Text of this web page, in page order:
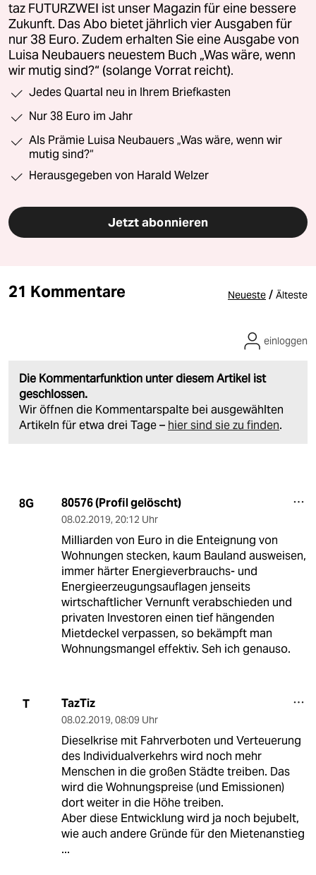
taz FUTURZWEI ist unser Magazin für eine bessere
Zukunft. Das Abo bietet jährlich vier Ausgaben für
nur 38 Euro. Zudem erhalten Sie eine Ausgabe von
Luisa Neubauers neuestem Buch „Was wäre, wenn
wir mutig sind?“ (solange Vorrat reicht).
Jedes Quartal neu in Ihrem Briefkasten
Nur 38 Euro im Jahr
Als Prämie Luisa Neubauers „Was wäre, wenn wir
mutig sind?“
Herausgegeben von Harald Welzer
Jetzt abonnieren
21 Kommentare Neueste / Älteste
Die Kommentarfunktion unter diesem Artikel ist
geschlossen.
Wir öffnen die Kommentarspalte bei ausgewählten
Artikeln für etwa drei Tage – hier sind sie zu finden.
einloggen
8G 80576 (Profil gelöscht)
08.02.2019, 20:12 Uhr
Milliarden von Euro in die Enteignung von
Wohnungen stecken, kaum Bauland ausweisen,
immer härter Energieverbrauchs- und
Energieerzeugungsauflagen jenseits
wirtschaftlicher Vernunft verabschieden und
privaten Investoren einen tief hängenden
Mietdeckel verpassen, so bekämpft man
Wohnungsmangel effektiv. Seh ich genauso.
T TazTiz
08.02.2019, 08:09 Uhr
Dieselkrise mit Fahrverboten und Verteuerung
des Individualverkehrs wird noch mehr
Menschen in die großen Städte treiben. Das
wird die Wohnungspreise (und Emissionen)
dort weiter in die Höhe treiben.
Aber diese Entwicklung wird ja noch bejubelt,
wie auch andere Gründe für den Mietenanstieg
...